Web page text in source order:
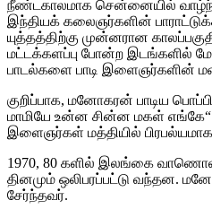
நீண்டகாலமாக சென்னையில்
இந்தியக் கலைஞர்களின்
யுத்தத்திற்கு முன்னரான
மட்டக்களப்பு போன்ற இடங்களில்
பாடல்களை பாடி இளைஞர்களின்
குறிப்பாக, மனோகரன் பாடிய
மாமியே உன்ன சின்ன மகள் எங்கே“
இளைஞர்கள் மத்தியில் பிரபல்யமாக
1970, 80 களில் இலங்கை
தினமும் ஒலிபரப்பட்டு வந்தன.
சேர்ந்தவர்.